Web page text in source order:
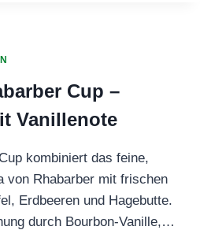
Cup –
Vanillenote
kombiniert das feine,
von Rhabarber mit frischen
Erdbeeren und Hagebutte.
durch Bourbon-Vanille,…